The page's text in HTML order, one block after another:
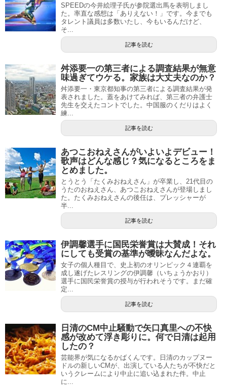
SPEEDの今井絵理子氏が参院選出馬を表明しまし
た。率直な感想は「ありえない！」です。今までも
タレント議員は多数いたし、今もいるんだけど、
そ...
記事を読む
舛添要一の第三者による調査結果が無意
味過ぎてウケる。家族は大丈夫なのか？
舛添要一・東京都知事の第三者による調査結果が発
表されました。蓋をあけてみれば、第三者の弁護士
先生を交えたコントでした。中国服のくだりはよく
練...
記事を読む
あつこおねえさんがいよいよデビュー！
歌声はどんな感じ？気になるところをま
とめました。
とうとう「たくみおねえさん」が卒業し、21代目の
うたのおねえさん、あつこおねえさんが登場しまし
た。たくみおねえさんの後任は、プレッシャーが
半...
記事を読む
伊調馨選手に国民栄誉賞は大賛成！それ
にしても受賞の基準が曖昧なんだよな。
女子の個人種目で、史上初のオリンピック４連覇を
成し遂げたレスリングの伊調馨（いちょうかおり）
選手に国民栄誉賞の授与が行われそうです。まだ確
定...
記事を読む
日清のCM中止騒動で矢口真里への不快
感が改めて浮き彫りに。何で日清は起用
したの？
芸能界が気になるかばくんです。日清のカップヌー
ドルの新しいCMが、出演している人たちが不快だと
いうクレームにより中止に追い込まれた件。中止
に...